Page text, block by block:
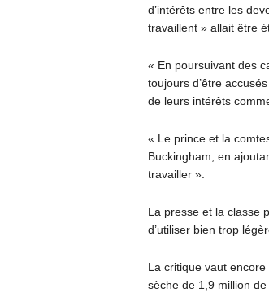
d’intérêts entre les
travaillent » allait être
« En poursuivant des
toujours d’être
de leurs intérêts
« Le prince et la
Buckingham, en
travailler ».
La presse et la classe
d’utiliser bien trop
La critique vaut
sèche de 1,9 million